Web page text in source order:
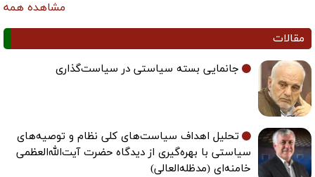
مشاهده همه
مقالات
جانمایی بسته سیاستی در سیاست‌گذاری
تحلیل اهداف سیاست‌های کلی نظام و توصیه‌های
سیاستی با بهره‌گیری از دیدگاه حضرت آیت‌الله‌العظمی
خامنه‌ای (مدظله‌العالی)